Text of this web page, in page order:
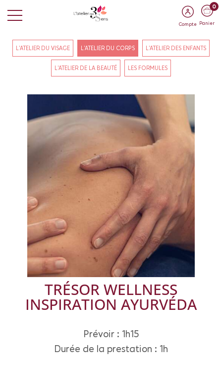
Compte
0
Panier
L'ATELIER DU VISAGE L'ATELIER DU CORPS L'ATELIER DES ENFANTS
L'ATELIER DE LA BEAUTÉ LES FORMULES
TRÉSOR WELLNESS
INSPIRATION AYURVÉDA
Prévoir : 1h15
Durée de la prestation : 1h